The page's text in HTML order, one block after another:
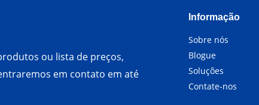
ou lista de preços,
em contato em até
Informação
Sobre nós
Blogue
Soluções
Contate-nos